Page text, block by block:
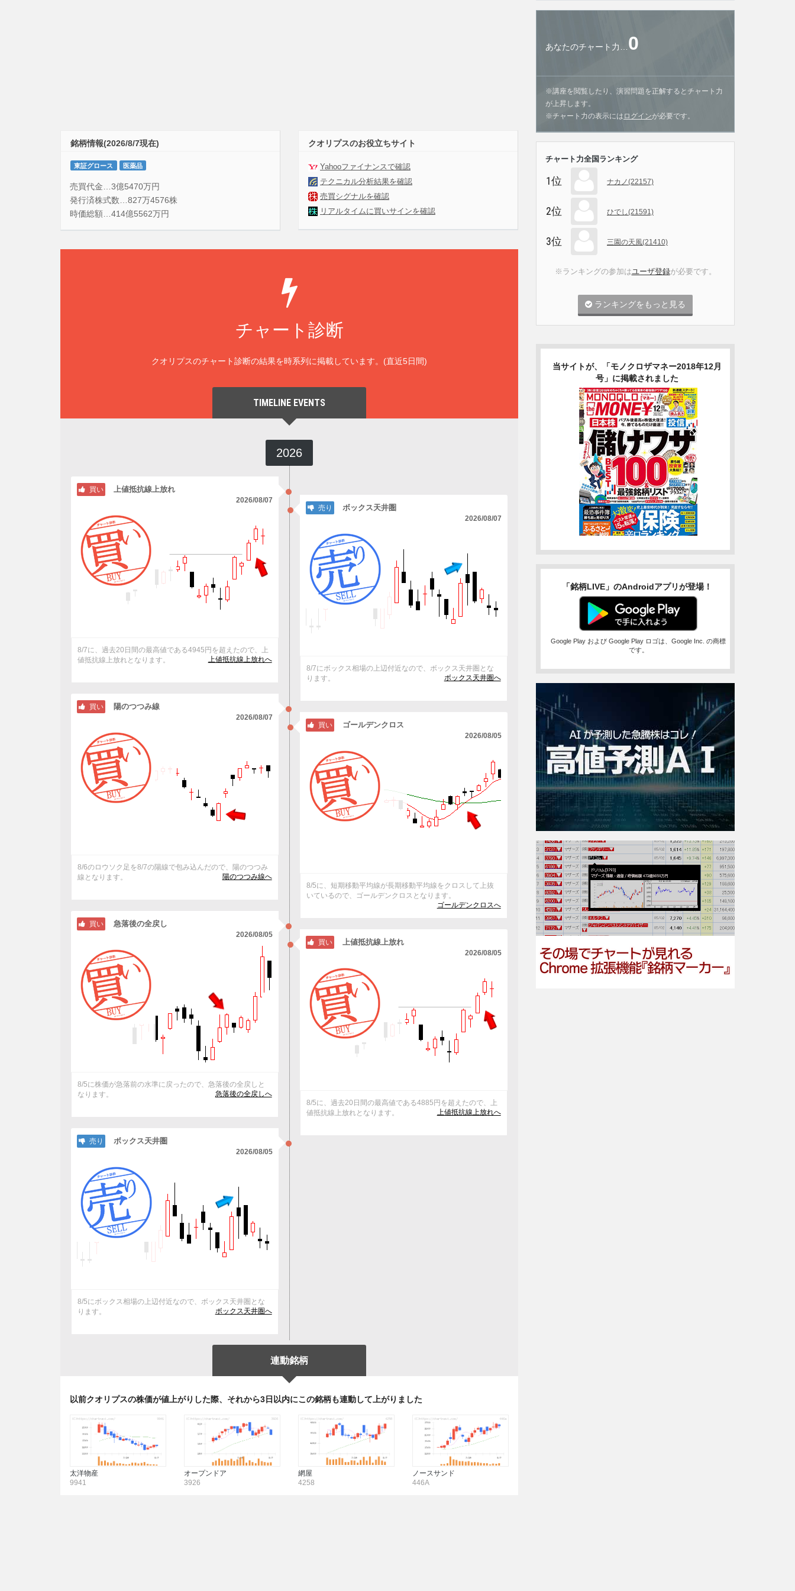
銘柄情報(2026/8/7現在)
東証グロース 医薬品
売買代金…3億5470万円
発行済株式数…827万4576株
時価総額…414億5562万円
クオリプスのお役立ちサイト
Yahooファイナンスで確認
テクニカル分析結果を確認
売買シグナルを確認
リアルタイムに買いサインを確認
チャート診断
クオリプスのチャート診断の結果を時系列に掲載しています。(直近5日間)
TIMELINE EVENTS
2026
買い 上値抵抗線上放れ
2026/08/07
8/7に、過去20日間の最高値である4945円を超えたので、上
値抵抗線上放れとなります。
上値抵抗線上放れへ
売り ボックス天井圏
2026/08/07
8/7にボックス相場の上辺付近なので、ボックス天井圏とな
ります。
ボックス天井圏へ
買い 陽のつつみ線
2026/08/07
8/6のロウソク足を8/7の陽線で包み込んだので、陽のつつみ
線となります。
陽のつつみ線へ
買い ゴールデンクロス
2026/08/05
8/5に、短期移動平均線が長期移動平均線をクロスして上抜
いているので、ゴールデンクロスとなります。
ゴールデンクロスへ
買い 急落後の全戻し
2026/08/05
8/5に株価が急落前の水準に戻ったので、急落後の全戻しと
なります。
急落後の全戻しへ
買い 上値抵抗線上放れ
2026/08/05
8/5に、過去20日間の最高値である4885円を超えたので、上
値抵抗線上放れとなります。
上値抵抗線上放れへ
売り ボックス天井圏
2026/08/05
8/5にボックス相場の上辺付近なので、ボックス天井圏とな
ります。
ボックス天井圏へ
連動銘柄
以前クオリプスの株価が値上がりした際、それから3日以内にこの銘柄も連動して上がりました
太洋物産
9941
オープンドア
3926
網屋
4258
ノースサンド
446A
あなたのチャート力… 0
※講座を閲覧したり、演習問題を正解するとチャート力
が上昇します。
※チャート力の表示には ログインが必要です。
チャート力全国ランキング
1位 ナカノ(22157)
2位 ひでし(21591)
3位 三園の天風(21410)
※ランキングの参加はユーザ登録が必要です。
ランキングをもっと見る
当サイトが、「モノクロザマネー2018年12月
号」に掲載されました
「銘柄LIVE」のAndroidアプリが登場！
Google Play および Google Play ロゴは、Google Inc. の商標
です。